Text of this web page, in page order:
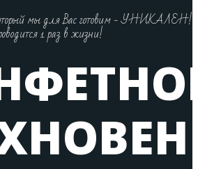
мы для Вас готовим - УНИКАЛЕН!
1 раз в жизни!